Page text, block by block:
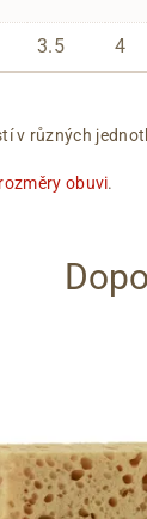
3.5 4
v různých
obuvi.